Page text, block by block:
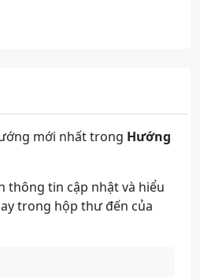
mới nhất trong Hướng
thông tin cập nhật và hiểu
trong hộp thư đến của